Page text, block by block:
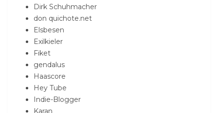
Dirk Schuhmacher
don quichote.net
Elsbesen
Exilkieler
Fiket
gendalus
Haascore
Hey Tube
Indie-Blogger
Karan